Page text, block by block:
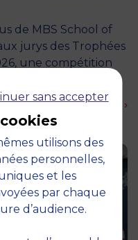
de MBS School of
jurys des Trophées
une compétition
En savoir plus ›
sans accepter
utilisons des
personnelles,
et les
par chaque
d’audience.